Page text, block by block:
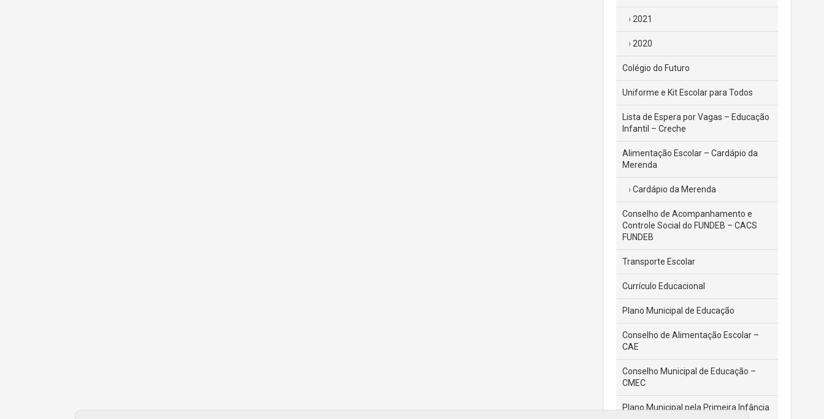
2021
2020
Colégio do Futuro
Uniforme e Kit Escolar para Todos
Lista de Espera por Vagas – Educação
Infantil – Creche
Alimentação Escolar – Cardápio da
Merenda
Cardápio da Merenda
Conselho de Acompanhamento e
Controle Social do FUNDEB – CACS
FUNDEB
Transporte Escolar
Currículo Educacional
Plano Municipal de Educação
Conselho de Alimentação Escolar –
CAE
Conselho Municipal de Educação –
CMEC
Plano Municipal pela Primeira Infância